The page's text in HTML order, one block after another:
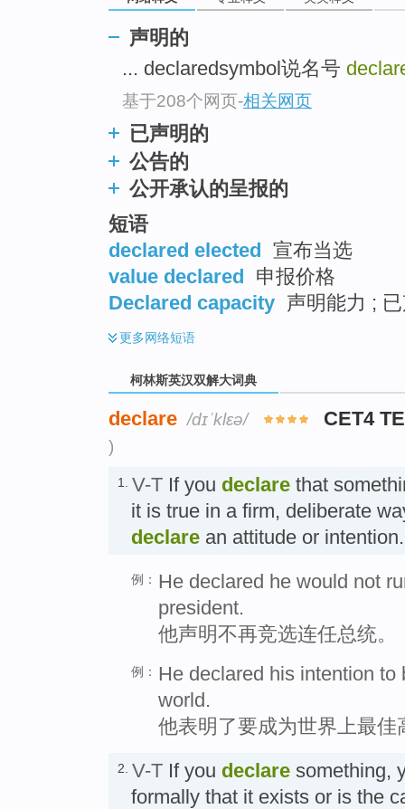
声明的
... declaredsymbol说名号
基于208个网页-相关网页
已声明的
公告的
公开承认的呈报的
短语
declared elected 宣布当选
value declared 申报价格
Declared capacity 声明能力 ;
更多网络短语
柯林斯英汉双解大词典
declare /dɪˈklɛə/ CET4
)
1. V-T If you declare that
it is true in a firm, deliberate
declare an attitude or
例： He declared he would not
president.
他声明不再竞选连任总统。
例： He declared his intention
world.
他表明了要成为世界上最佳
2. V-T If you declare something,
formally that it exists or is the